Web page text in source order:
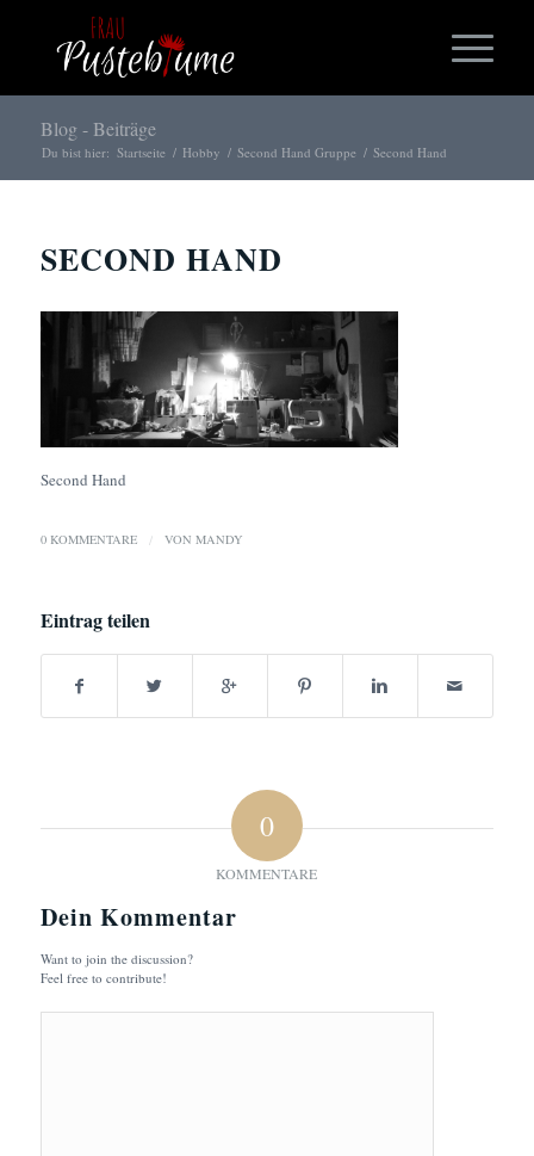
Blog - Beiträge
Du bist hier: Startseite / Hobby / Second Hand Gruppe / Second Hand
SECOND HAND
Second Hand
0 KOMMENTARE / VON MANDY
Eintrag teilen
0
KOMMENTARE
Dein Kommentar
Want to join the discussion?
Feel free to contribute!